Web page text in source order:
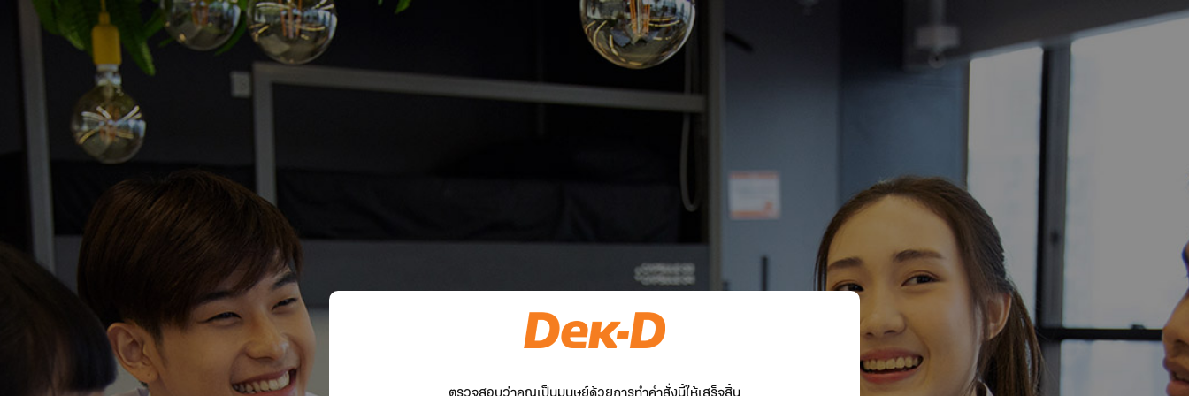
ตรวจสอบว่าคุณเป็นมนุษย์ด้วยการทำคำสั่งนี้ให้เสร็จสิ้น